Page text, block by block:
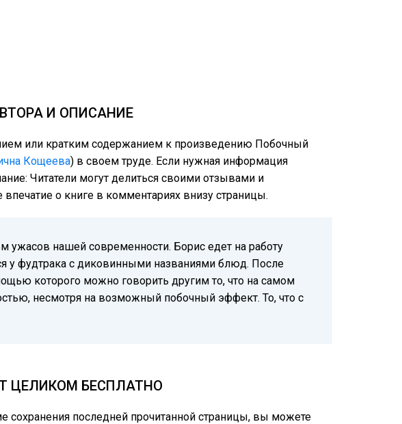
И ОПИСАНИЕ
или кратким содержанием к произведению Побочный
Кощеева) в своем труде. Если нужная информация
Читатели могут делиться своими отзывами и
о книге в комментариях внизу страницы.
ужасов нашей современности. Борис едет на работу
у фудтрака с диковинными названиями блюд. После
которого можно говорить другим то, что на самом
несмотря на возможный побочный эффект. То, что с
ЦЕЛИКОМ БЕСПЛАТНО
сохранения последней прочитанной страницы, вы можете